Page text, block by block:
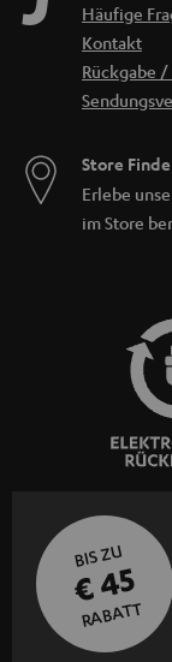
Häufige
Kontakt
Rückgabe
Store
Erlebe
im Store
BIS ZU
€ 45
RABATT